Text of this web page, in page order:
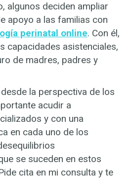
algunos deciden ampliar
apoyo a las familias con
perinatal online. Con él,
capacidades asistenciales,
de madres, padres y
la perspectiva de los
acudir a
y con una
en cada uno de los
se suceden en estos
cita en mi consulta y te